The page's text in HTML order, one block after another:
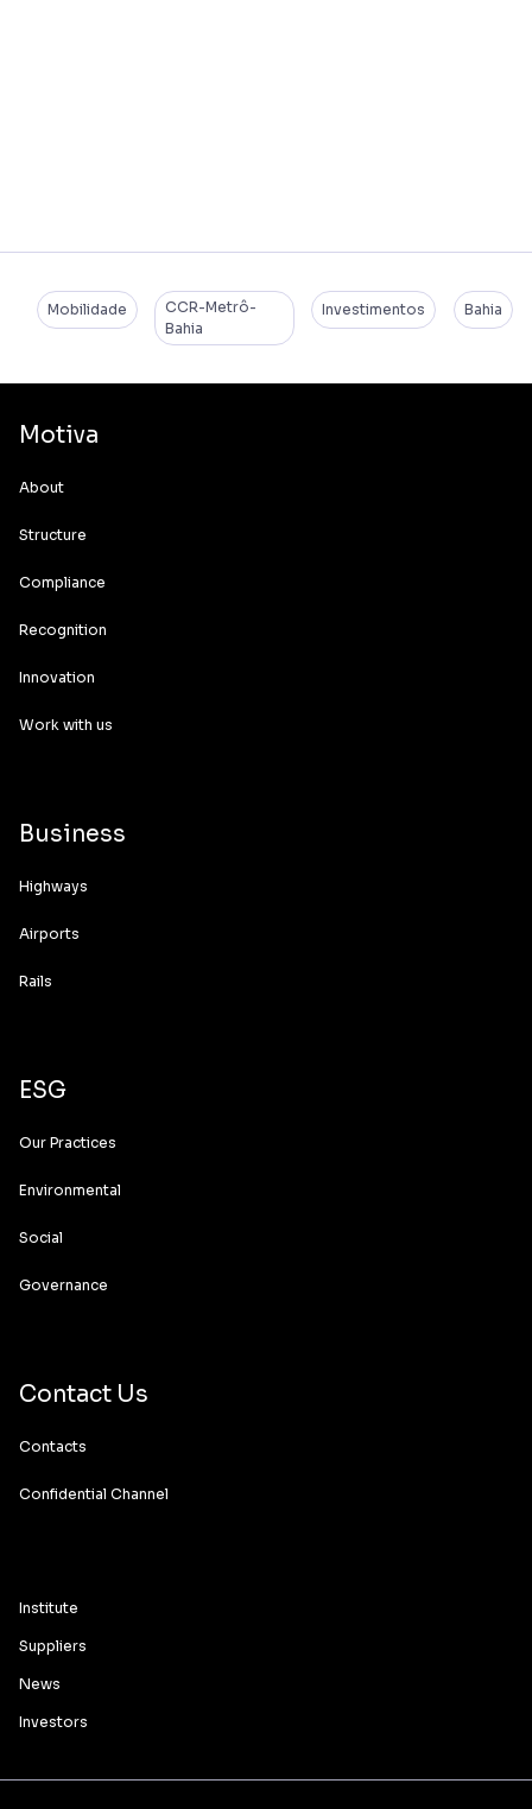
Mobilidade
CCR-Metrô-
Bahia
Investimentos Bahia
Motiva
About
Structure
Compliance
Recognition
Innovation
Work with us
Business
Highways
Airports
Rails
ESG
Our Practices
Environmental
Social
Governance
Contact Us
Contacts
Confidential Channel
Institute
Suppliers
News
Investors